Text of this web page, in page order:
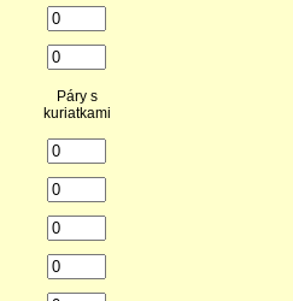
Páry s
kuriatkami